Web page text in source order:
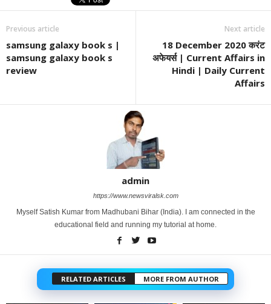
Previous article
samsung galaxy book s |
samsung galaxy book s
review
Next article
18 December 2020 करंट
अफेयर्स | Current Affairs in
Hindi | Daily Current
Affairs
admin
https://www.newsviralsk.com
Myself Satish Kumar from Madhubani Bihar (India). I am connected in the
educational field and running my tutorial at home.
RELATED ARTICLES MORE FROM AUTHOR